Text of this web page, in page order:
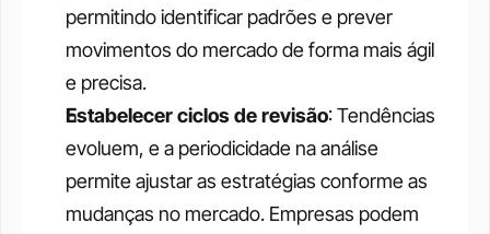
permitindo identificar padrões e prever
movimentos do mercado de forma mais ágil
e precisa.
Estabelecer ciclos de revisão: Tendências
evoluem, e a periodicidade na análise
permite ajustar as estratégias conforme as
mudanças no mercado. Empresas podem